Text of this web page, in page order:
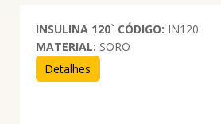
INSULINA 120` CÓDIGO: IN120
MATERIAL: SORO
Detalhes